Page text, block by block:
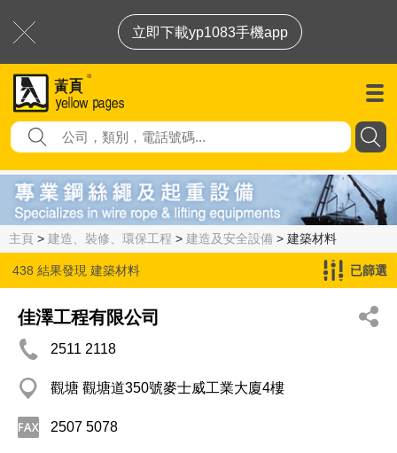
立即下載yp1083手機app
主頁 > 建造、裝修、環保工程 > 建造及安全設備 > 建築材料
438 結果發現 建築材料 已篩選
佳澤工程有限公司
2511 2118
觀塘 觀塘道350號麥士威工業大廈4樓
2507 5078